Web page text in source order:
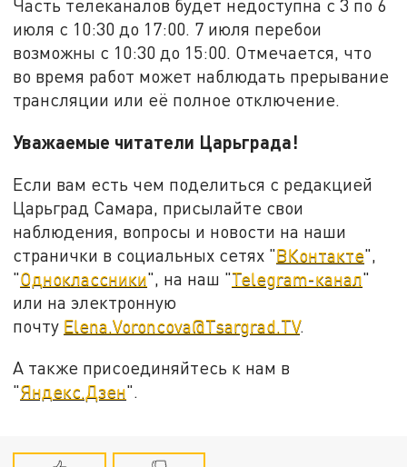
Часть телеканалов будет недоступна с 3 по 6
июля с 10:30 до 17:00. 7 июля перебои
возможны с 10:30 до 15:00. Отмечается, что
во время работ может наблюдать прерывание
трансляции или её полное отключение.
Уважаемые читатели Царьграда!
Если вам есть чем поделиться с редакцией
Царьград Самара, присылайте свои
наблюдения, вопросы и новости на наши
странички в социальных сетях "ВКонтакте",
"Одноклассники", на наш "Telegram-канал"
или на электронную
почту Elena.Voroncova@Tsargrad.TV.
А также присоединяйтесь к нам в
"Яндекс.Дзен".